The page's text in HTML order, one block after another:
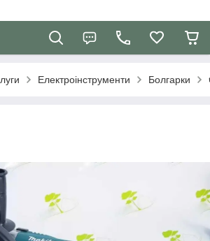
Електроінструменти Болгарки